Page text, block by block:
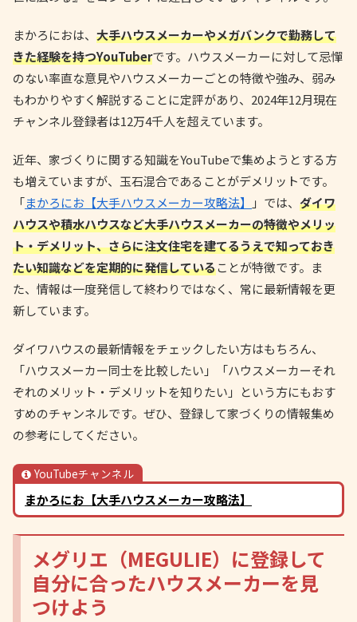
まかろにおは、 大手ハウスメーカーやメガバンクで勤務して
きた経験を持つYouTuberです。ハウスメーカーに対して忌憚
のない率直な意見やハウスメーカーごとの特徴や強み、弱み
もわかりやすく解説することに定評があり、2024年12月現在
チャンネル登録者は12万4千人を超えています。
近年、家づくりに関する知識をYouTubeで集めようとする方
も増えていますが、玉石混合であることがデメリットです。
「まかろにお【大手ハウスメーカー攻略法】 」では、 ダイワ
ハウスや積水ハウスなど大手ハウスメーカーの特徴やメリッ
ト・デメリット、さらに注文住宅を建てるうえで知っておき
たい知識などを定期的に発信していることが特徴です。ま
た、情報は一度発信して終わりではなく、常に最新情報を更
新しています。
ダイワハウスの最新情報をチェックしたい方はもちろん、
「ハウスメーカー同士を比較したい」「ハウスメーカーそれ
ぞれのメリット・デメリットを知りたい」という方にもおす
すめのチャンネルです。ぜひ、登録して家づくりの情報集め
の参考にしてください。
YouTubeチャンネル
まかろにお【大手ハウスメーカー攻略法】
メグリエ（MEGULIE）に登録して
自分に合ったハウスメーカーを見
つけよう